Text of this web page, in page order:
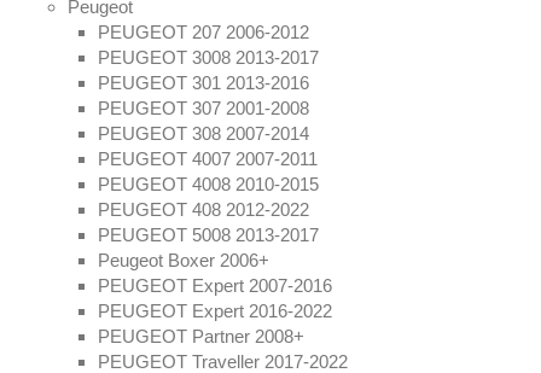
Peugeot
PEUGEOT 207 2006-2012
PEUGEOT 3008 2013-2017
PEUGEOT 301 2013-2016
PEUGEOT 307 2001-2008
PEUGEOT 308 2007-2014
PEUGEOT 4007 2007-2011
PEUGEOT 4008 2010-2015
PEUGEOT 408 2012-2022
PEUGEOT 5008 2013-2017
Peugeot Boxer 2006+
PEUGEOT Expert 2007-2016
PEUGEOT Expert 2016-2022
PEUGEOT Partner 2008+
PEUGEOT Traveller 2017-2022